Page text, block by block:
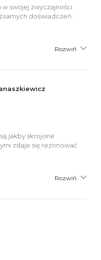
swojej zwyczajności.
doświadczeń.
Rozwiń
jakby skrojone
zdaje się rezonować
Rozwiń